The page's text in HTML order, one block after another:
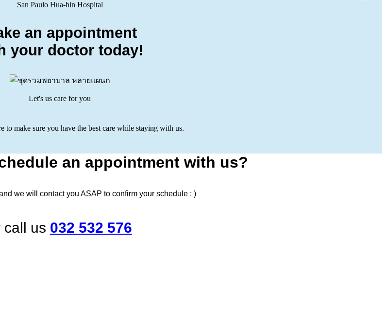
San Paulo Hua-hin Hospital
an appointment
your doctor today!
Let's us care for you
to make sure you have the best care while staying with us.
an appointment with us?
we will contact you ASAP to confirm your schedule : )
call us 032 532 576